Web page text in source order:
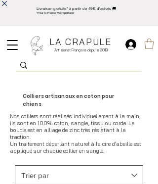
Livraison gratuite* à partir de 49€ d'achats 🚚
*Pour la France Métropolitaine
LA CRAPULE
Artisanat Français depuis 2019
Colliers artisanaux en coton pour
chiens
Nos colliers sont réalisés individuellement à la main,
ils sont en 100% coton, sangle, tissu ou corde. La
boucle est en alliage de zinc très résistant à la
traction.
Un traitement déperlant naturel à la cire d'abeille est
appliqué sur chaque collier en sangle.